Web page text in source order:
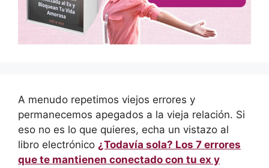
A menudo repetimos viejos errores y
permanecemos apegados a la vieja relación. Si
eso no es lo que quieres, echa un vistazo al
libro electrónico ¿Todavía sola? Los 7 errores
que te mantienen conectado con tu ex y